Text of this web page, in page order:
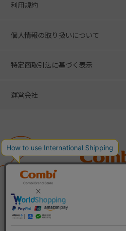
利用規約
個人情報の取り扱いについて
特定商取引法に基づく表示
運営会社